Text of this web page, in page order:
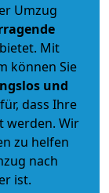
Umzug
Mit
können Sie
und
dass Ihre
werden. Wir
zu helfen
nach
ist.